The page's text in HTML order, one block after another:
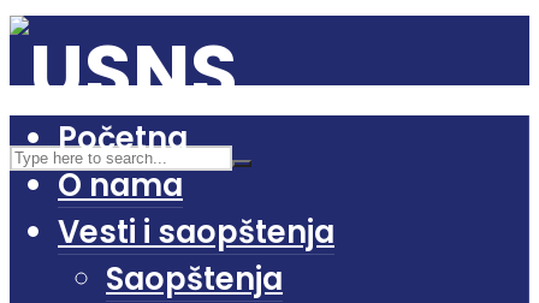
Početna
O nama
Vesti i saopštenja
Saopštenja